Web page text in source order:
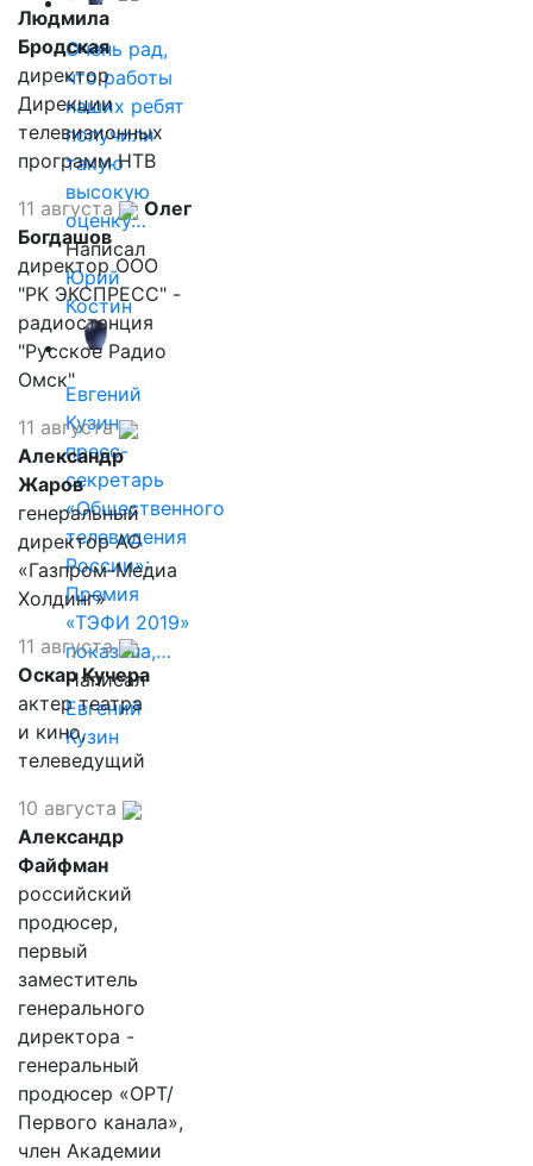
Очень рад,
что работы
наших ребят
получили
такую
высокую
оценку…
Написал
Юрий
Костин
Евгений
Кузин,
пресс-
секретарь
«Общественного
телевидения
России»:
Премия
«ТЭФИ 2019»
показала,…
Написал
Евгений
Кузин
Людмила
Бродская
директор
Дирекции
телевизионных
программ НТВ
11 августа
Олег
Богдашов
директор ООО
"РК ЭКСПРЕСС" -
радиостанция
"Русское Радио
Омск"
11 августа
Александр
Жаров
генеральный
директор АО
«Газпром-Медиа
Холдинг»
11 августа
Оскар Кучера
актер театра
и кино,
телеведущий
10 августа
Александр
Файфман
российский
продюсер,
первый
заместитель
генерального
директора -
генеральный
продюсер «ОРТ/
Первого канала»,
член Академии